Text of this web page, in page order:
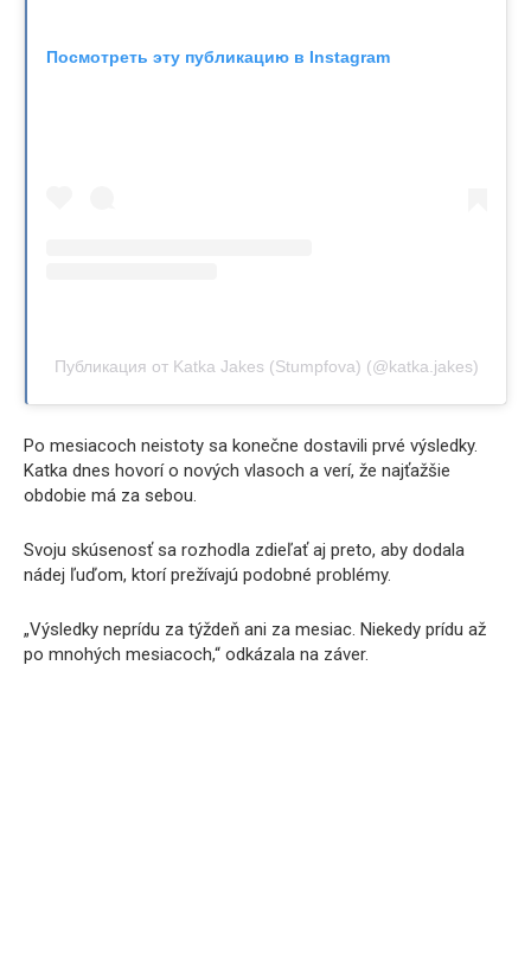
Посмотреть эту публикацию в Instagram
Публикация от Katka Jakes (Stumpfova) (@katka.jakes)
Po mesiacoch neistoty sa konečne dostavili prvé výsledky.
Katka dnes hovorí o nových vlasoch a verí, že najťažšie
obdobie má za sebou.
Svoju skúsenosť sa rozhodla zdieľať aj preto, aby dodala
nádej ľuďom, ktorí prežívajú podobné problémy.
„Výsledky neprídu za týždeň ani za mesiac. Niekedy prídu až
po mnohých mesiacoch,“ odkázala na záver.